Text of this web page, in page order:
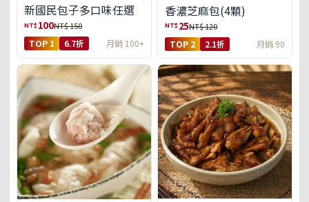
新國民包子多口味任選
NT$ 100NT$ 150
TOP 1 6.7折 月銷 100+
香濃芝麻包(4顆)
NT$ 25NT$ 120
TOP 2 2.1折 月銷 90